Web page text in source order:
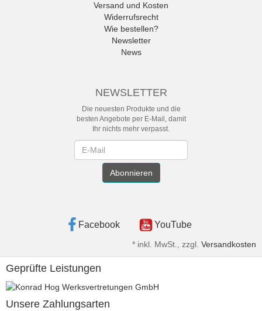
Versand und Kosten
Widerrufsrecht
Wie bestellen?
Newsletter
News
NEWSLETTER
Die neuesten Produkte und die
besten Angebote per E-Mail, damit
Ihr nichts mehr verpasst.
Abonnieren
Facebook YouTube
* inkl. MwSt., zzgl. Versandkosten
Geprüfte Leistungen
Unsere Zahlungsarten